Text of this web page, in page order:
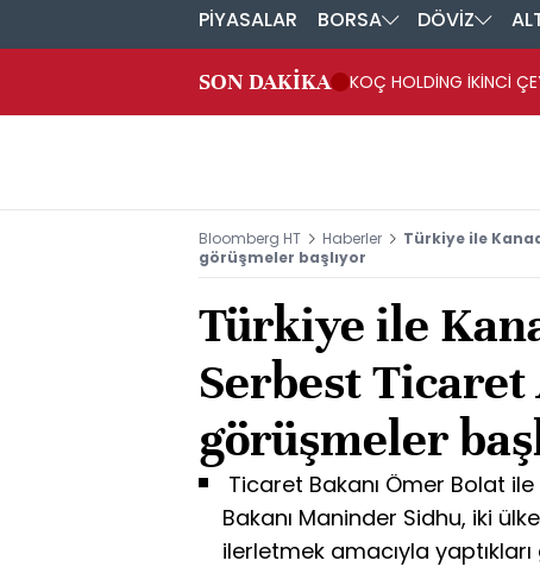
PİYASALAR BORSA DÖVİZ
SON DAKİKA KOÇ HOLDİNG İKİNCİ
Bloomberg HT Haberler
Türkiye ile
görüşmeler başlıyor
Türkiye ile
Serbest
görüşmeler
Ticaret Bakanı Ömer Bolat
Bakanı Maninder Sidhu, iki
ilerletmek amacıyla